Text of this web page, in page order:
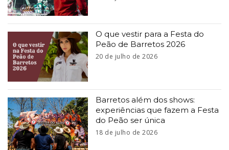
O que vestir para a Festa do
Peão de Barretos 2026
20 de julho de 2026
Barretos além dos shows:
experiências que fazem a Festa
do Peão ser única
18 de julho de 2026